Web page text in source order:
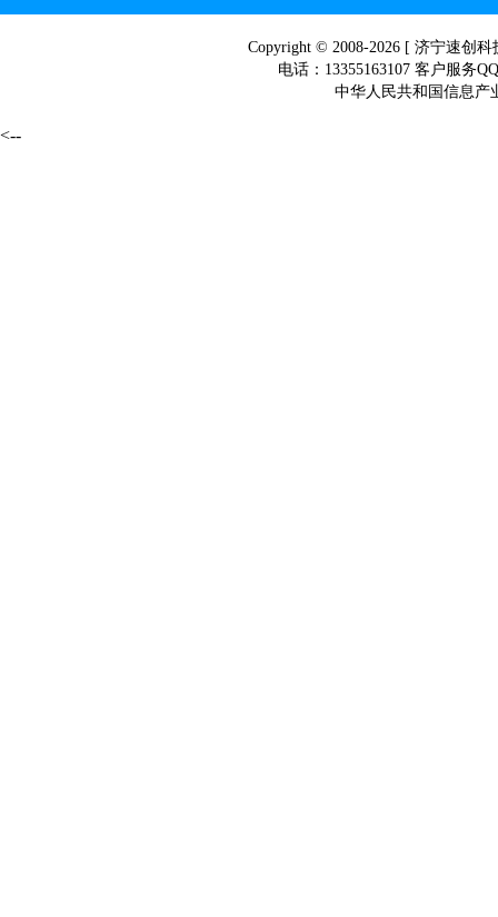
Copyright © 2008-2026 [ 济宁速创科
电话：13355163107 客户服务
中华人民共和国信息产
<--